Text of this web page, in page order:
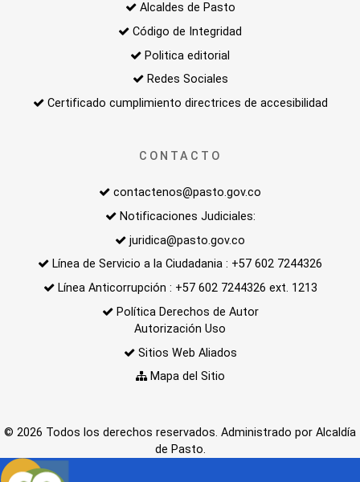
Alcaldes de Pasto
Código de Integridad
Politica editorial
Redes Sociales
Certificado cumplimiento directrices de accesibilidad
CONTACTO
contactenos@pasto.gov.co
Notificaciones Judiciales:
juridica@pasto.gov.co
Línea de Servicio a la Ciudadania : +57 602 7244326
Línea Anticorrupción : +57 602 7244326 ext. 1213
Política Derechos de Autor
Autorización Uso
Sitios Web Aliados
Mapa del Sitio
© 2026 Todos los derechos reservados. Administrado por Alcaldía
de Pasto.